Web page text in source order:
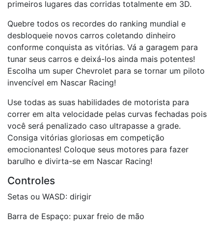
primeiros lugares das corridas totalmente em 3D.
Quebre todos os recordes do ranking mundial e
desbloqueie novos carros coletando dinheiro
conforme conquista as vitórias. Vá a garagem para
tunar seus carros e deixá-los ainda mais potentes!
Escolha um super Chevrolet para se tornar um piloto
invencível em Nascar Racing!
Use todas as suas habilidades de motorista para
correr em alta velocidade pelas curvas fechadas pois
você será penalizado caso ultrapasse a grade.
Consiga vitórias gloriosas em competição
emocionantes! Coloque seus motores para fazer
barulho e divirta-se em Nascar Racing!
Controles
Setas ou WASD: dirigir
Barra de Espaço: puxar freio de mão